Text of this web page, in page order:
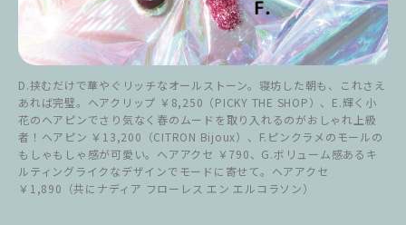
D.挟むだけで華やぐリッチなオールストーン。寝坊した朝も、これさえ
あれば完璧。ヘアクリップ ￥8,250（PICKY THE SHOP）、E.輝く小
花のヘアピンでさり気なく春のムードを取り入れるのがおしゃれ上級
者！ヘアピン ￥13,200（CITRON Bijoux）、F.ピンクラメのモールの
もしゃもしゃ感が可愛い。ヘアアクセ ￥790、G.ボリューム感あるキ
ルティングライクなデザインでモードに寄せて。ヘアアクセ
￥1,890（共にナディア フローレス エン エルコラソン）